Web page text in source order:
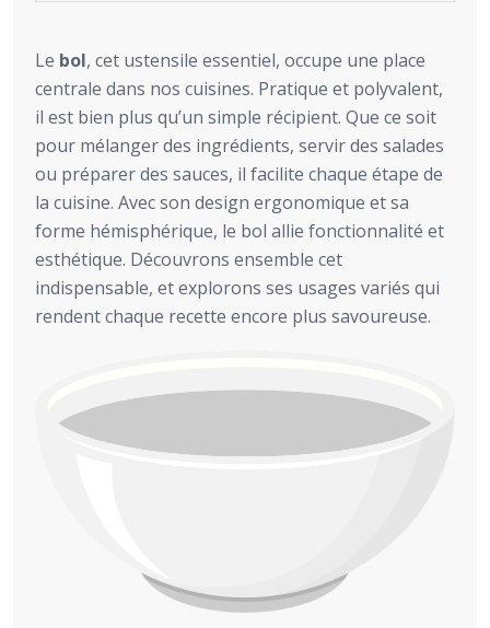
Le bol, cet ustensile essentiel, occupe une place
centrale dans nos cuisines. Pratique et polyvalent,
il est bien plus qu’un simple récipient. Que ce soit
pour mélanger des ingrédients, servir des salades
ou préparer des sauces, il facilite chaque étape de
la cuisine. Avec son design ergonomique et sa
forme hémisphérique, le bol allie fonctionnalité et
esthétique. Découvrons ensemble cet
indispensable, et explorons ses usages variés qui
rendent chaque recette encore plus savoureuse.